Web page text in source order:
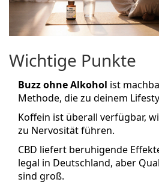
Wichtige Punkte
Buzz ohne Alkohol ist
Methode, die zu deinem
Koffein ist überall verfügbar,
zu Nervosität führen.
CBD liefert beruhigende
legal in Deutschland, aber
sind groß.